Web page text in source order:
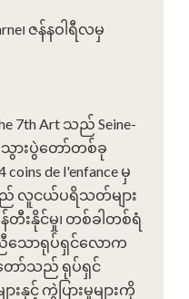
၊ ဇန်နဝါရီလမှ
7th Art သည် Seine-
သွားပွဲတော်တစ်ခု
de l'enfance မှ
လူငယ်ပရိသတ်များ
းနိုင်မှု၊ တစ်ခါတစ်ရံ
သောရုပ်ရှင်လောက
ော်သည် ရုပ်ရှင်
နှင့် ကွဲပြားမှုများကို